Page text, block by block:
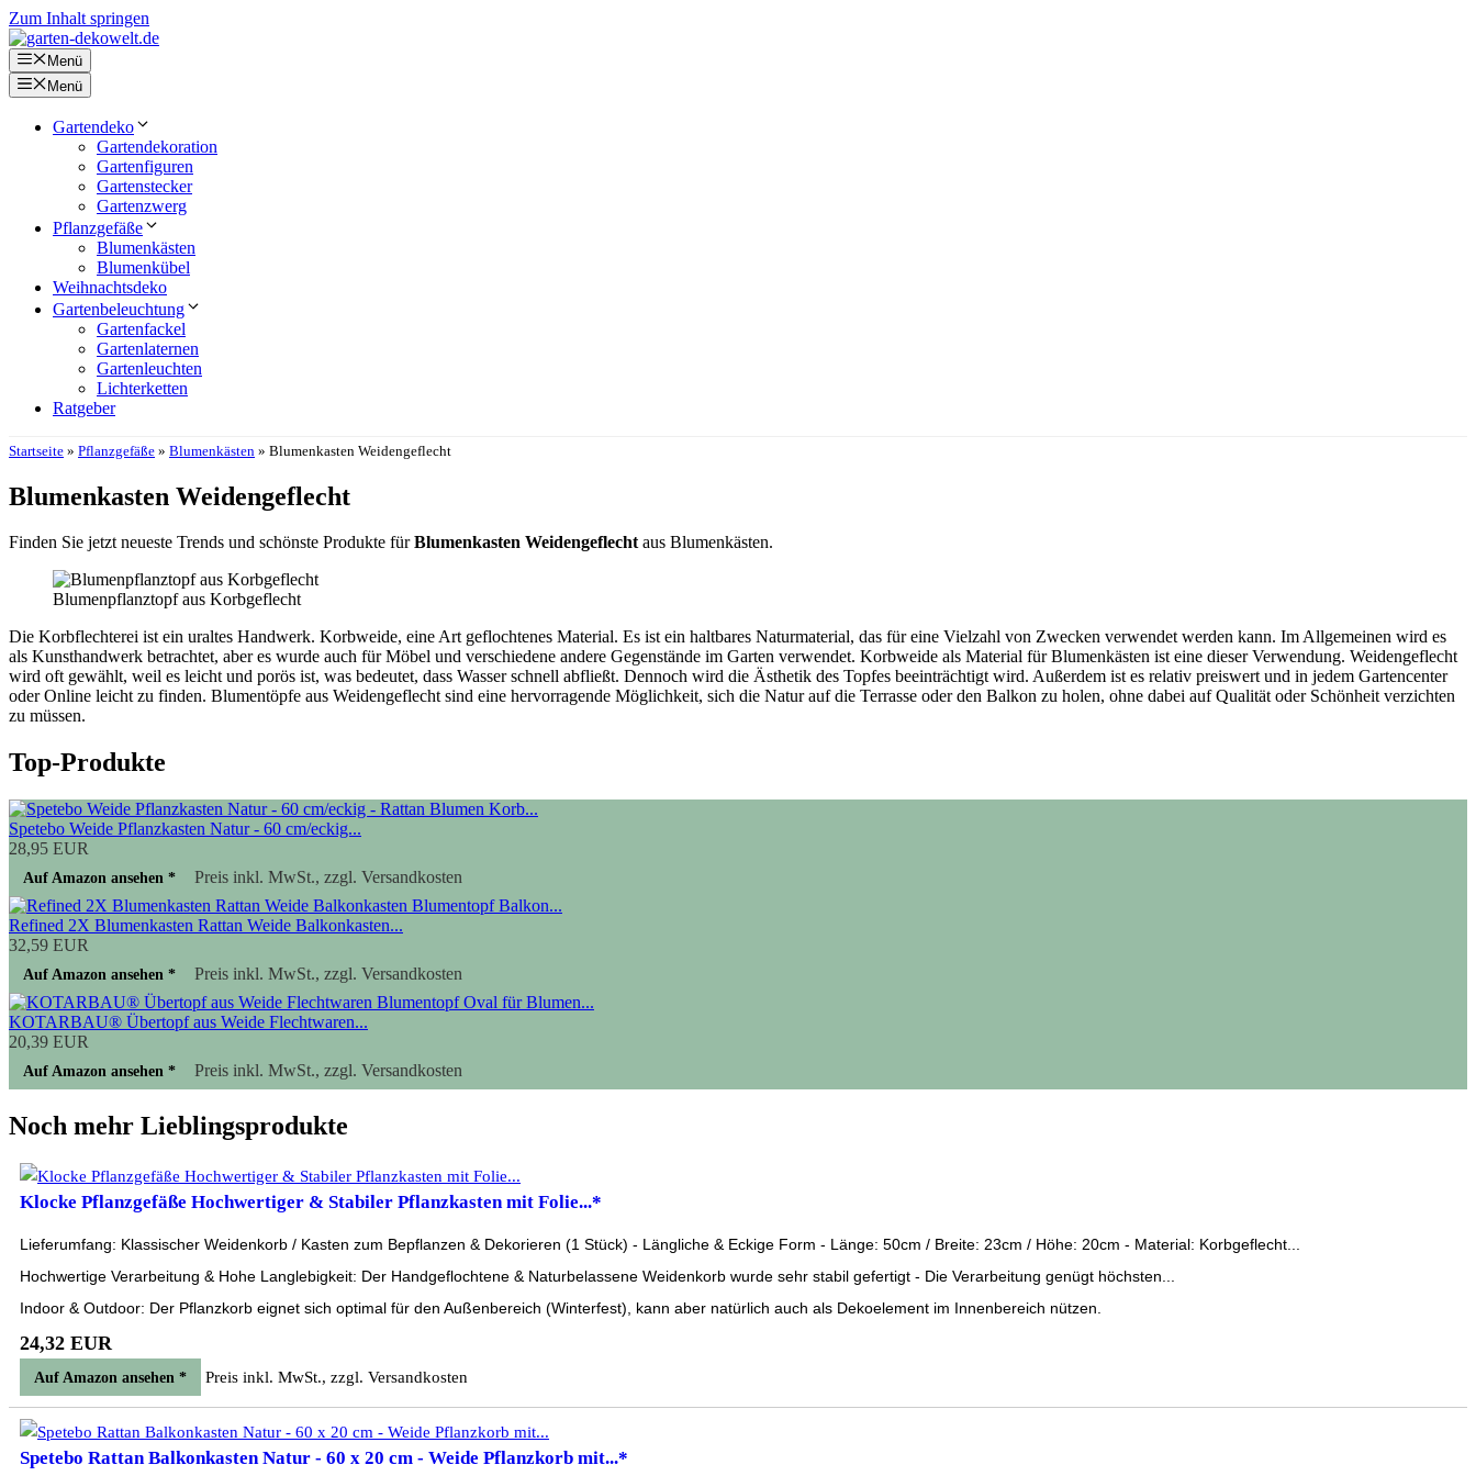
Zum Inhalt springen
Menü
Menü
Gartendeko
Gartendekoration
Gartenfiguren
Gartenstecker
Gartenzwerg
Pflanzgefäße
Blumenkästen
Blumenkübel
Weihnachtsdeko
Gartenbeleuchtung
Gartenfackel
Gartenlaternen
Gartenleuchten
Lichterketten
Ratgeber
Startseite » Pflanzgefäße » Blumenkästen » Blumenkasten Weidengeflecht
Blumenkasten Weidengeflecht
Finden Sie jetzt neueste Trends und schönste Produkte fürBlumenkasten Weidengeflechtaus Blumenkästen.
Blumenpflanztopf aus Korbgeflecht
Die Korbflechterei ist ein uraltes Handwerk. Korbweide, eine Art geflochtenes Material. Es ist ein haltbares Naturmaterial, das für eine Vielzahl von Zwecken verwendet werden kann. Im Allgemeinen wird es
als Kunsthandwerk betrachtet, aber es wurde auch für Möbel und verschiedene andere Gegenstände im Garten verwendet. Korbweide als Material für Blumenkästen ist eine dieser Verwendung. Weidengeflecht
wird oft gewählt, weil es leicht und porös ist, was bedeutet, dass Wasser schnell abfließt. Dennoch wird die Ästhetik des Topfes beeinträchtigt wird. Außerdem ist es relativ preiswert und in jedem Gartencenter
oder Online leicht zu finden. Blumentöpfe aus Weidengeflecht sind eine hervorragende Möglichkeit, sich die Natur auf die Terrasse oder den Balkon zu holen, ohne dabei auf Qualität oder Schönheit verzichten
zu müssen.
Top-Produkte
Spetebo Weide Pflanzkasten Natur - 60 cm/eckig...
28,95 EUR
Auf Amazon ansehen * Preis inkl. MwSt., zzgl. Versandkosten
Refined 2X Blumenkasten Rattan Weide Balkonkasten...
32,59 EUR
Auf Amazon ansehen * Preis inkl. MwSt., zzgl. Versandkosten
KOTARBAU® Übertopf aus Weide Flechtwaren...
20,39 EUR
Auf Amazon ansehen * Preis inkl. MwSt., zzgl. Versandkosten
Noch mehr Lieblingsprodukte
Klocke Pflanzgefäße Hochwertiger & Stabiler Pflanzkasten mit Folie...*
Lieferumfang: Klassischer Weidenkorb / Kasten zum Bepflanzen & Dekorieren (1 Stück) - Längliche & Eckige Form - Länge: 50cm / Breite: 23cm / Höhe: 20cm - Material: Korbgeflecht...
Hochwertige Verarbeitung & Hohe Langlebigkeit: Der Handgeflochtene & Naturbelassene Weidenkorb wurde sehr stabil gefertigt - Die Verarbeitung genügt höchsten...
Indoor & Outdoor: Der Pflanzkorb eignet sich optimal für den Außenbereich (Winterfest), kann aber natürlich auch als Dekoelement im Innenbereich nützen.
24,32 EUR
Auf Amazon ansehen * Preis inkl. MwSt., zzgl. Versandkosten
Spetebo Rattan Balkonkasten Natur - 60 x 20 cm - Weide Pflanzkorb mit...*